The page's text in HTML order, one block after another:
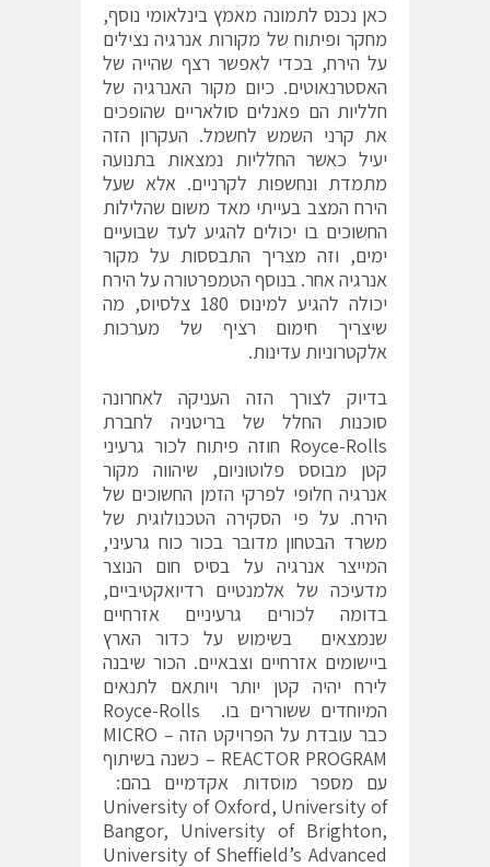
כאן נכנס לתמונה מאמץ בינלאומי נוסף,
מחקר ופיתוח של מקורות אנרגיה נצילים
על הירח, בכדי לאפשר רצף שהייה של
האסטרנאוטים. כיום מקור האנרגיה של
חלליות הם פאנלים סולאריים שהופכים
את קרני השמש לחשמל. העקרון הזה
יעיל כאשר החלליות נמצאות בתנועה
מתמדת ונחשפות לקרניים. אלא שעל
הירח המצב בעייתי מאד משום שהלילות
החשוכים בו יכולים להגיע לעד שבועיים
ימים, וזה מצריך התבססות על מקור
אנרגיה אחר. בנוסף הטמפרטורה על הירח
יכולה להגיע למינוס 180 צלסיוס, מה
שיצריך חימום רציף של מערכות
אלקטרוניות עדינות.
בדיוק לצורך הזה העניקה לאחרונה
סוכנות החלל של בריטניה לחברת
Royce-Rolls חוזה פיתוח לכור גרעיני
קטן מבוסס פלוטוניום, שיהווה מקור
אנרגיה חלופי לפרקי הזמן החשוכים של
הירח. על פי הסקירה הטכנולוגית של
משרד הבטחון מדובר בכור כוח גרעיני,
המייצר אנרגיה על בסיס חום הנוצר
מדעיכה של אלמנטיים רדיואקטיביים,
בדומה לכורים גרעיניים אזרחיים
שנמצאים בשימוש על כדור הארץ
ביישומים אזרחיים וצבאיים. הכור שיבנה
לירח יהיה קטן יותר ויותאם לתנאים
המיוחדים ששוררים בו. Royce-Rolls
כבר עובדת על הפרויקט הזה – MICRO
REACTOR PROGRAM – כשנה בשיתוף
עם מספר מוסדות אקדמיים בהם:
University of Oxford, University of
Bangor, University of Brighton,
University of Sheffield’s Advanced